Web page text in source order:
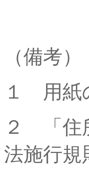
（備考）
１ 用紙
２ 「住
法施行規